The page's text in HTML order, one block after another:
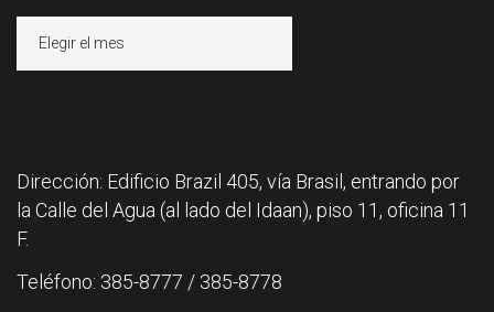
Dirección: Edificio Brazil 405, vía Brasil, entrando por
la Calle del Agua (al lado del Idaan), piso 11, oficina 11
F.
Teléfono: 385-8777 / 385-8778